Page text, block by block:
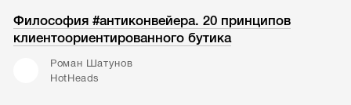
Философия #антиконвейера. 20 принципов
клиентоориентированного бутика
Роман Шатунов
HotHeads